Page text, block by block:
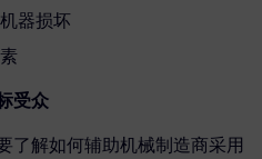
器损坏
受众
了解如何辅助机械制造商采用